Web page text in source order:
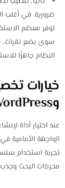
ضرورية. في أغلب
توفر معظم
سوى بضع نقرات،
النظام جاهزًا
وWordPress
عند اختيار أداة
الواجهة الأمامية
تجربة استخدام
محركات البحث وجذب